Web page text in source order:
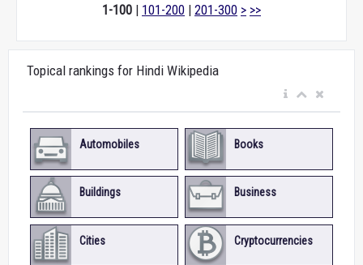
1-100 | 101-200 | 201-300 > >>
Topical rankings for Hindi Wikipedia
Automobiles Books
Buildings Business
Cities Cryptocurrencies